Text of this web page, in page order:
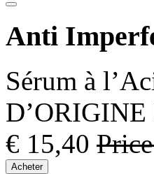
Anti
Sérum à
€ 15,40
Acheter